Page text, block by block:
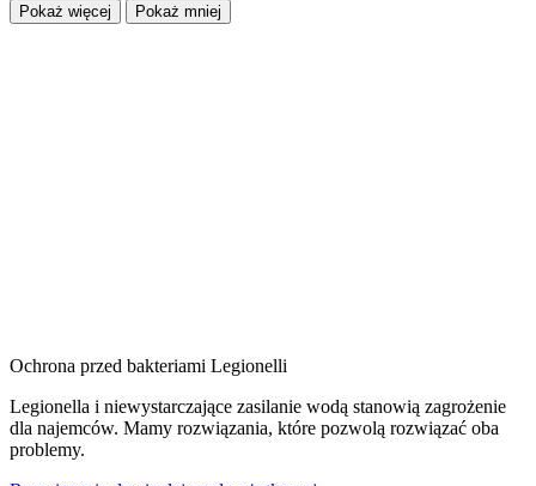
Pokaż więcej Pokaż mniej
Ochrona przed bakteriami Legionelli
Legionella i niewystarczające zasilanie wodą stanowią zagrożenie
dla najemców. Mamy rozwiązania, które pozwolą rozwiązać oba
problemy.